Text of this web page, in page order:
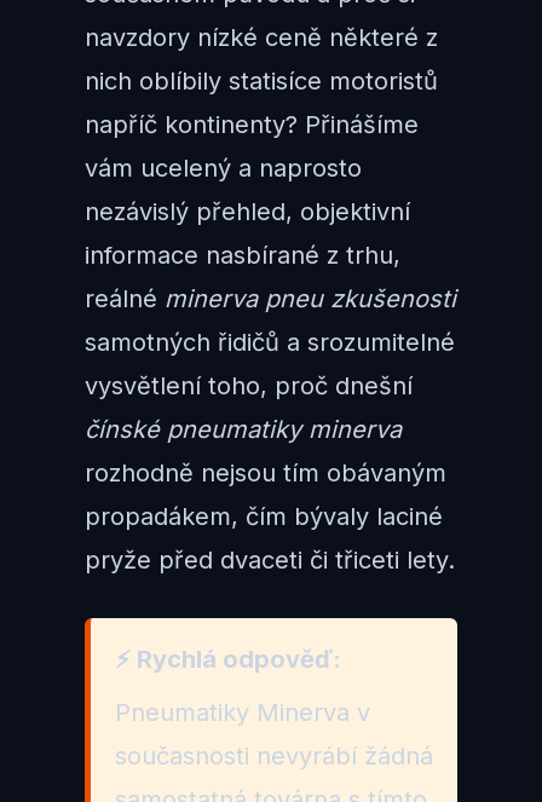
navzdory nízké ceně některé z
nich oblíbily statisíce motoristů
napříč kontinenty? Přinášíme
vám ucelený a naprosto
nezávislý přehled, objektivní
informace nasbírané z trhu,
reálné minerva pneu zkušenosti
samotných řidičů a srozumitelné
vysvětlení toho, proč dnešní
čínské pneumatiky minerva
rozhodně nejsou tím obávaným
propadákem, čím bývaly laciné
pryže před dvaceti či třiceti lety.
⚡ Rychlá odpověď:
Pneumatiky Minerva v
současnosti nevyrábí žádná